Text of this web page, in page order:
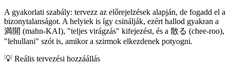
A gyakorlati szabály: tervezz az előrejelzések alapján, de fogadd el a
bizonytalanságot. A helyiek is így csinálják, ezért hallod gyakran a
満開 (mahn-KAI), "teljes virágzás" kifejezést, és a 散る (chee-roo),
"lehullani" szót is, amikor a szirmok elkezdenek potyogni.
💡 Reális tervezési hozzáállás